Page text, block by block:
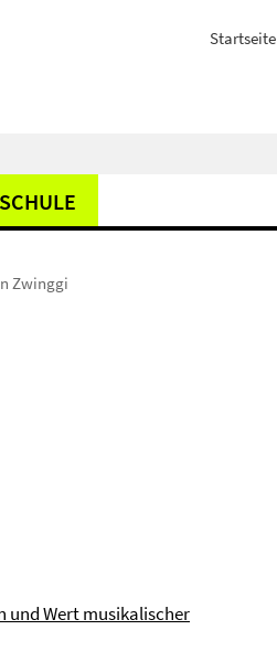
Startseite
Zwinggi
und Wert musikalischer